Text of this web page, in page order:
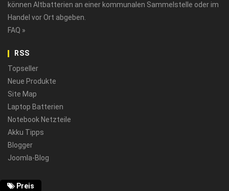
können Altbatterien an einer kommunalen Sammelstelle oder im
Handel vor Ort abgeben.
FAQ »
RSS
Topseller
Neue Produkte
Site Map
Laptop Batterien
Notebook Netzteile
Akku Tipps
Blogger
Joomla-Blog
Preis